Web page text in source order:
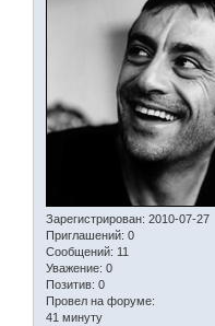
Зарегистрирован: 2010-07-27
Приглашений: 0
Сообщений: 11
Уважение: 0
Позитив: 0
Провел на форуме:
41 минуту